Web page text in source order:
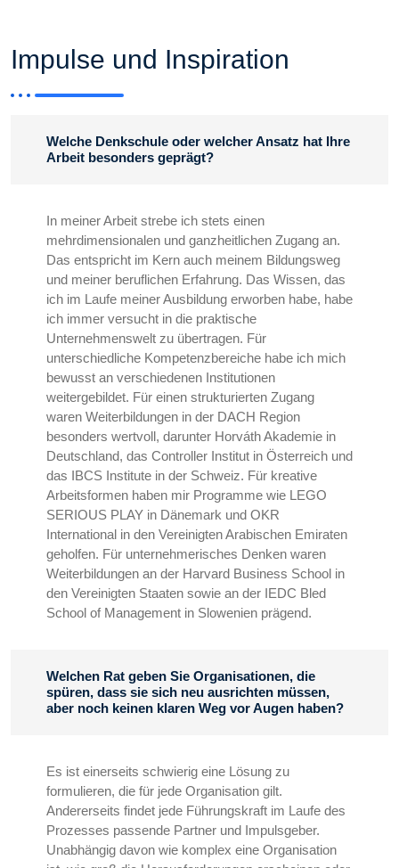
Impulse und Inspiration
Welche Denkschule oder welcher Ansatz hat Ihre
Arbeit besonders geprägt?
In meiner Arbeit strebe ich stets einen
mehrdimensionalen und ganzheitlichen Zugang an.
Das entspricht im Kern auch meinem Bildungsweg
und meiner beruflichen Erfahrung. Das Wissen, das
ich im Laufe meiner Ausbildung erworben habe, habe
ich immer versucht in die praktische
Unternehmenswelt zu übertragen. Für
unterschiedliche Kompetenzbereiche habe ich mich
bewusst an verschiedenen Institutionen
weitergebildet. Für einen strukturierten Zugang
waren Weiterbildungen in der DACH Region
besonders wertvoll, darunter Horváth Akademie in
Deutschland, das Controller Institut in Österreich und
das IBCS Institute in der Schweiz. Für kreative
Arbeitsformen haben mir Programme wie LEGO
SERIOUS PLAY in Dänemark und OKR
International in den Vereinigten Arabischen Emiraten
geholfen. Für unternehmerisches Denken waren
Weiterbildungen an der Harvard Business School in
den Vereinigten Staaten sowie an der IEDC Bled
School of Management in Slowenien prägend.
Welchen Rat geben Sie Organisationen, die
spüren, dass sie sich neu ausrichten müssen,
aber noch keinen klaren Weg vor Augen haben?
Es ist einerseits schwierig eine Lösung zu
formulieren, die für jede Organisation gilt.
Andererseits findet jede Führungskraft im Laufe des
Prozesses passende Partner und Impulsgeber.
Unabhängig davon wie komplex eine Organisation